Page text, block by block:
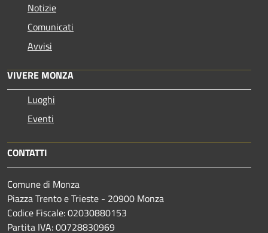
Notizie
Comunicati
Avvisi
VIVERE MONZA
Luoghi
Eventi
CONTATTI
Comune di Monza
Piazza Trento e Trieste - 20900 Monza
Codice Fiscale: 02030880153
Partita IVA: 00728830969